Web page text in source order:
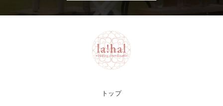
トップ